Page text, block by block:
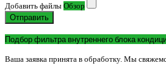
Добавить файлы Обзор
Отправить
Подбор фильтра внутреннего блока
Ваша заявка принята в обработку. Мы